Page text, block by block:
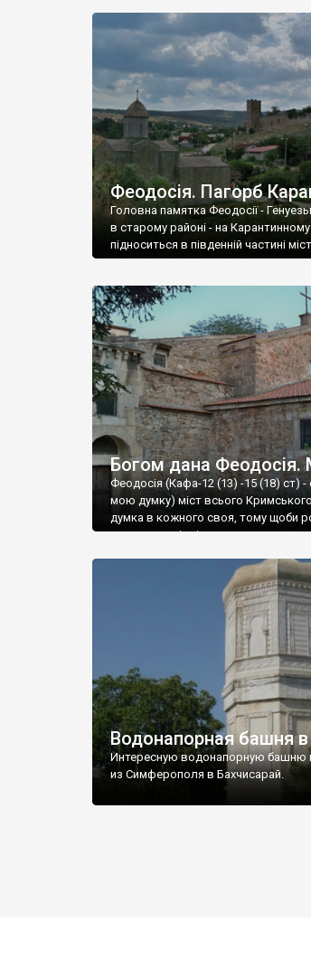
Феодосія. Пагорб
Головна памятка Феодосії -
в старому районі - на Карантинному
підноситься в південній частині
Богом дана Феодосія.
Феодосія (Кафа-12 (13) -15 (18) ст) -
мою думку) міст всього
думка в кожного своя, тому щоби
запрошую відвідати це
Водонапорная башня
Интересную водонапорную башню
из Симферополя в Бахчисарай.